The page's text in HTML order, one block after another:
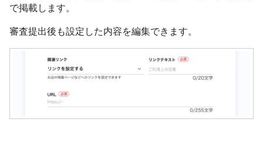
で掲載します。
審査提出後も設定した内容を編集できます。